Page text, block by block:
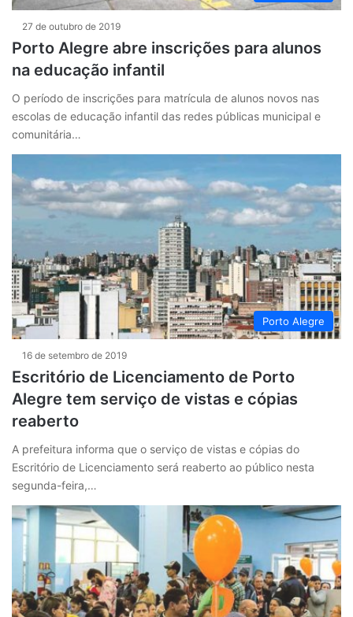
27 de outubro de 2019
Porto Alegre abre inscrições para alunos
na educação infantil
O período de inscrições para matrícula de alunos novos nas
escolas de educação infantil das redes públicas municipal e
comunitária…
Porto Alegre
16 de setembro de 2019
Escritório de Licenciamento de Porto
Alegre tem serviço de vistas e cópias
reaberto
A prefeitura informa que o serviço de vistas e cópias do
Escritório de Licenciamento será reaberto ao público nesta
segunda-feira,…